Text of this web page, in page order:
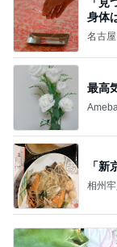
身体
名古
最高
「
相州